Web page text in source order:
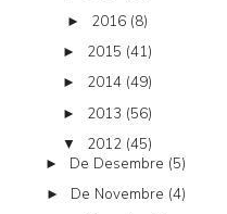
► 2016 (8)
► 2015 (41)
► 2014 (49)
► 2013 (56)
▼ 2012 (45)
► De Desembre (5)
► De Novembre (4)